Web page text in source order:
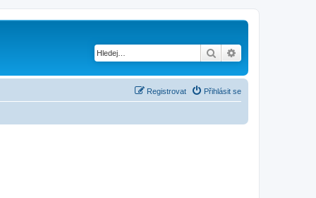
Hledat
Přihlásit se
Registrovat